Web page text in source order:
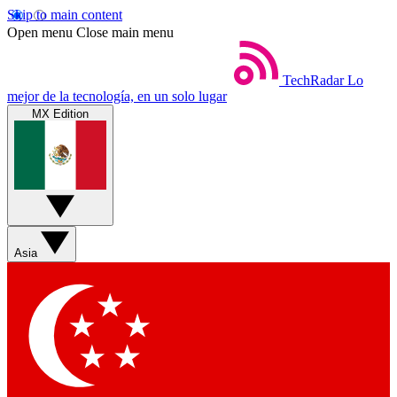
Skip to main content
Open menu Close main menu
TechRadar Lo
mejor de la tecnología, en un solo lugar
MX Edition
Asia